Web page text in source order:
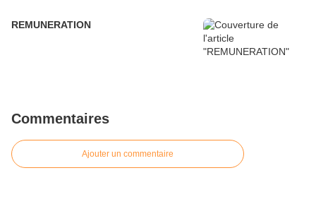
REMUNERATION
Commentaires
Ajouter un commentaire